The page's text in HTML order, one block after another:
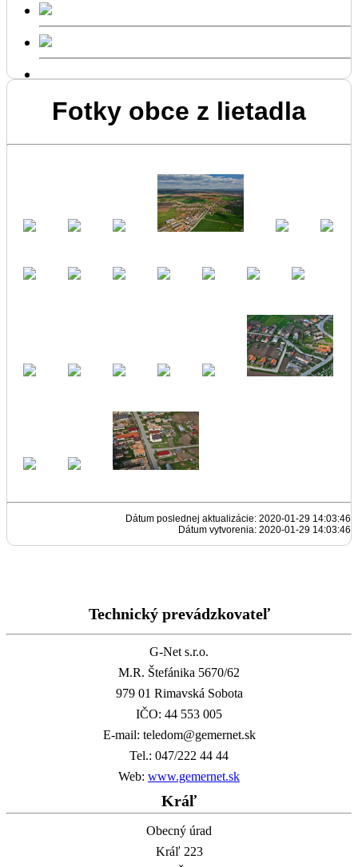
Fotky obce z lietadla
Dátum poslednej aktualizácie: 2020-01-29 14:03:46
Dátum vytvorenia: 2020-01-29 14:03:46
Technický prevádzkovateľ
G-Net s.r.o.
M.R. Štefánika 5670/62
979 01 Rimavská Sobota
IČO: 44 553 005
E-mail: teledom@gemernet.sk
Tel.: 047/222 44 44
Web: www.gemernet.sk
Kráľ
Obecný úrad
Kráľ 223